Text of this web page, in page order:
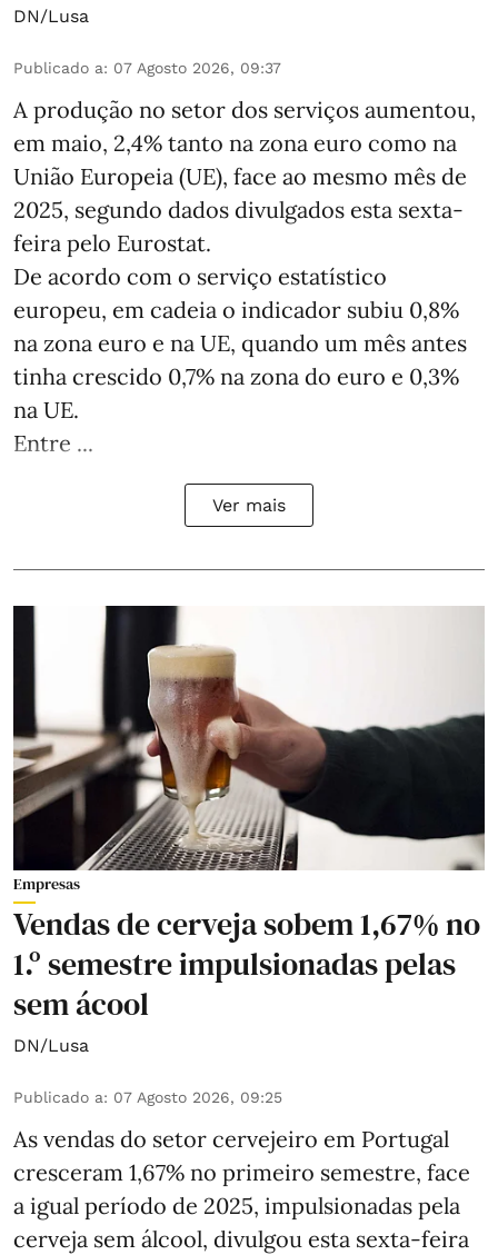
DN/Lusa
Publicado a: 07 Agosto 2026, 09:37
A produção no setor dos serviços aumentou,
em maio, 2,4% tanto na zona euro como na
União Europeia (UE), face ao mesmo mês de
2025, segundo dados divulgados esta sexta-
feira pelo Eurostat.
De acordo com o serviço estatístico
europeu, em cadeia o indicador subiu 0,8%
na zona euro e na UE, quando um mês antes
tinha crescido 0,7% na zona do euro e 0,3%
na UE.
Entre ...
Ver mais
Empresas
Vendas de cerveja sobem 1,67% no
1.º semestre impulsionadas pelas
sem ácool
DN/Lusa
Publicado a: 07 Agosto 2026, 09:25
As vendas do setor cervejeiro em Portugal
cresceram 1,67% no primeiro semestre, face
a igual período de 2025, impulsionadas pela
cerveja sem álcool, divulgou esta sexta-feira